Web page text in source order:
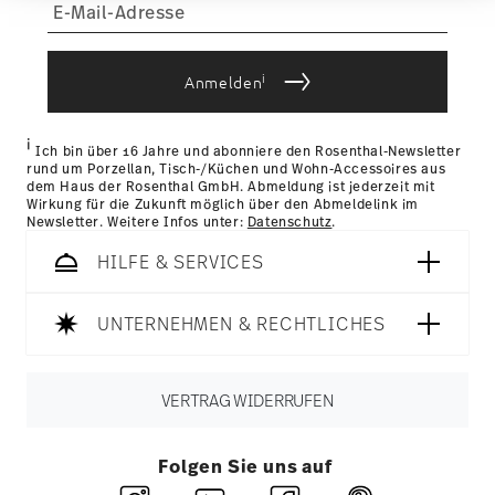
zusammen, die Sie ihnen bereitgestellt haben oder
sobald Ihr Paket auf die Reise geht.
vorrätige Artikel. Sie können die Lieferzeiten in andere
hier einsehen.
Retouren:Für Retouren nutzen Sie bitte
Anmeldeni
i Ich bin über 16 Jahre und abonniere den Rosenthal-Newsletter
rund um Porzellan, Tisch-/Küchen und Wohn-Accessoires aus
dem Haus der Rosenthal GmbH. Abmeldung ist jederzeit mit
Wirkung für die Zukunft möglich über den Abmeldelink im
Newsletter. Weitere Infos unter: Datenschutz.
HILFE & SERVICES
UNTERNEHMEN & RECHTLICHES
VERTRAG WIDERRUFEN
Folgen Sie uns auf